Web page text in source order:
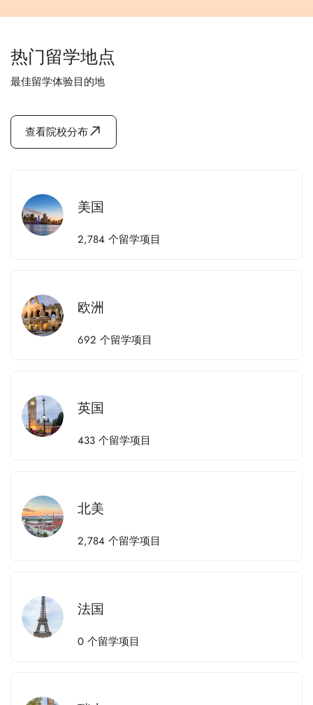
热门留学地点
最佳留学体验目的地
查看院校分布
美国
2,784 个留学项目
欧洲
692 个留学项目
英国
433 个留学项目
北美
2,784 个留学项目
法国
0 个留学项目